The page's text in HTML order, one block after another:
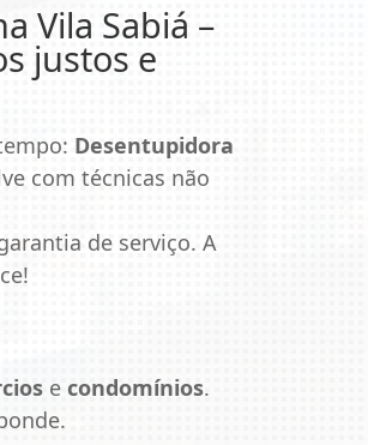
Vila Sabiá –
justos e
Desentupidora
com técnicas não
de serviço. A
e condomínios.